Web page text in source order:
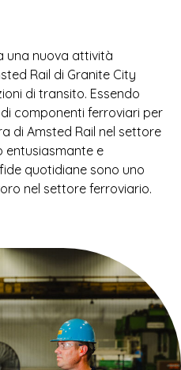
una nuova attività
Rail di Granite City
di transito. Essendo
componenti ferroviari per
di Amsted Rail nel settore
entusiasmante e
quotidiane sono uno
nel settore ferroviario.